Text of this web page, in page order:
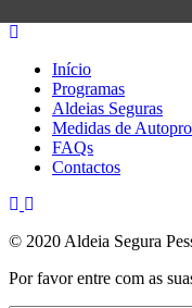
Início
Programas
Aldeias Seguras
Medidas de
FAQs
Contactos
© 2020 Aldeia Segura
Por favor entre com as